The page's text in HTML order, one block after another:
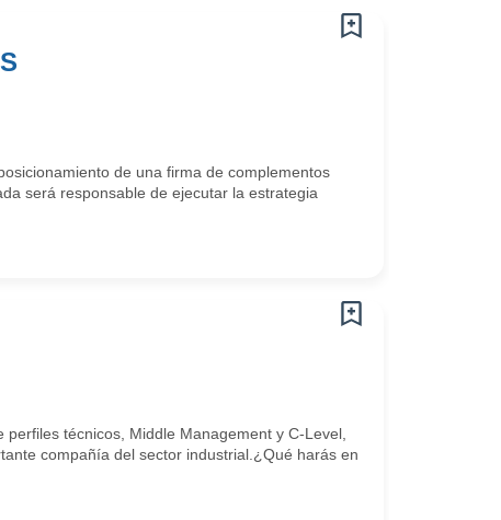
de una firma de complementos
será responsable de ejecutar la estrategia
técnicos, Middle Management y C-Level,
compañía del sector industrial.¿Qué harás en